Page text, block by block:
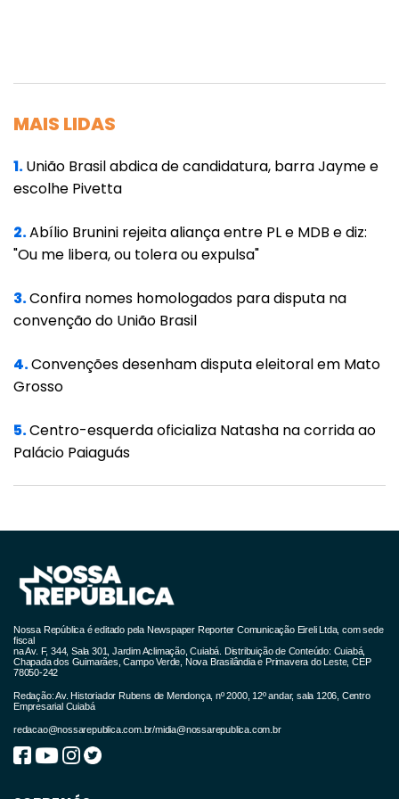
(vírus inativado), pois já existem outras
inativados para uso humano que realmente
vacina absolutamente promissora segundo
testes clínicos e que deverá ser avalizada por
(Agência Nacional de Vigilância Sanitária)
E gostaria de me ater aqui, não à questão
temos competentes cientistas brasileiros,
mas a uma reflexão sobre os motivos dessa
resistência. Não acredito em uma disputa
disse acima, parte da extrema direita tentou
jogar uma faísca desqualificadora que
passou para o inconsciente popular a ideia
sendo vendida na Rua 25 de Março, o maior
ponto de venda de produtos chineses
localizado na capital paulista. Há a oferta de
produtos que vão de guarda-chuvas, lenços,
óculos, brinquedos a uma infinidade de
MAIS LIDAS
1.União Brasil abdica de candidatura, barra Jayme e
escolhe Pivetta
2.Abílio Brunini rejeita aliança entre PL e MDB e diz:
"Ou me libera, ou tolera ou expulsa"
3.Confira nomes homologados para disputa na
convenção do União Brasil
4.Convenções desenham disputa eleitoral em Mato
Grosso
5.Centro-esquerda oficializa Natasha na corrida ao
Palácio Paiaguás
Nossa República é editado pela Newspaper Reporter Comunicação Eireli Ltda, com sede
fiscal
na Av. F, 344, Sala 301, Jardim Aclimação, Cuiabá. Distribuição de Conteúdo: Cuiabá,
Chapada dos Guimarães, Campo Verde, Nova Brasilândia e Primavera do Leste, CEP
78050-242
Redação: Av. Historiador Rubens de Mendonça, nº 2000, 12º andar, sala 1206, Centro
Empresarial Cuiabá
redacao@nossarepublica.com.br/midia@nossarepublica.com.br